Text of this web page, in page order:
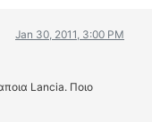
Jan 30, 2011, 3:00 PM
Lancia. Ποιο